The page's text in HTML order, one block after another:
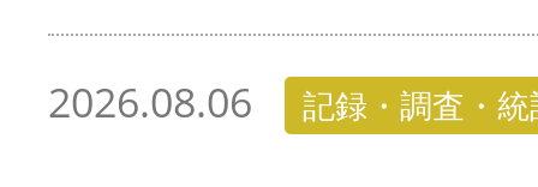
2026.08.06 記録・調査・